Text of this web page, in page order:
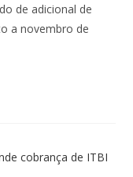
de adicional de
a novembro de